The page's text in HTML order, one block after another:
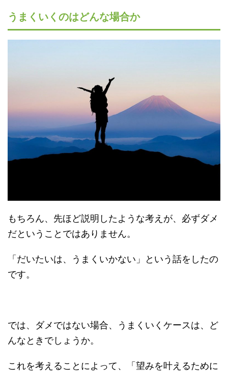
うまくいくのはどんな場合か
もちろん、先ほど説明したような考えが、必ずダメ
だということではありません。
「だいたいは、うまくいかない」という話をしたの
です。
では、ダメではない場合、うまくいくケースは、ど
んなときでしょうか。
これを考えることによって、「望みを叶えるために